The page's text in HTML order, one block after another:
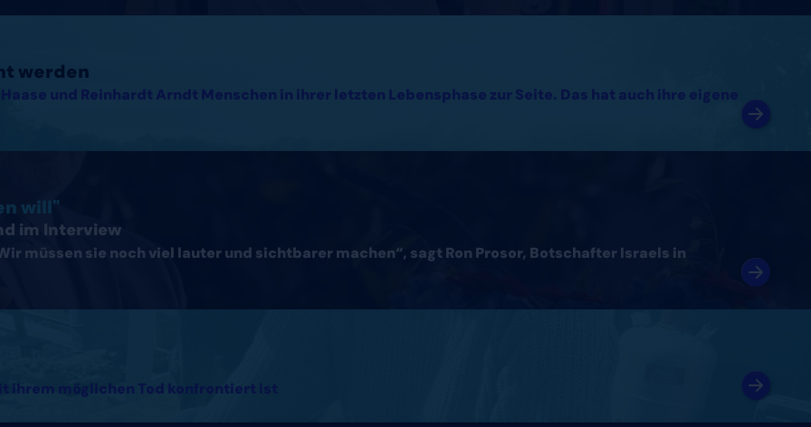
werden
und Reinhardt Arndt Menschen in ihrer letzten Lebensphase zur Seite. Das hat auch ihre eigene
will"
im Interview
müssen sie noch viel lauter und sichtbarer machen“, sagt Ron Prosor, Botschafter Israels in
ihrem möglichen Tod konfrontiert ist